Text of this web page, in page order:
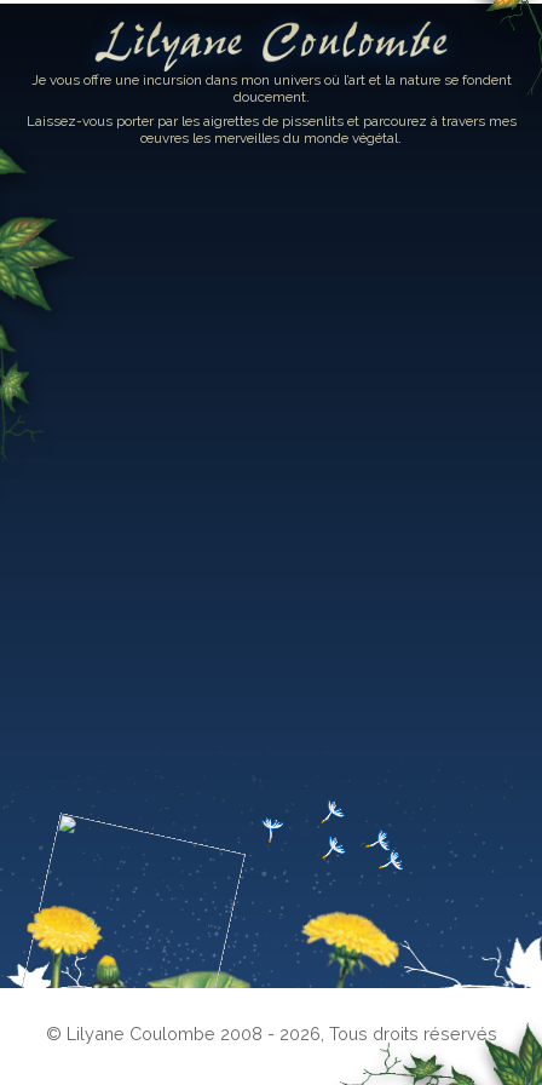
Lilyane Coulombe
Je vous offre une incursion dans mon univers où l’art et la nature se fondent
doucement.
Laissez-vous porter par les aigrettes de pissenlits et parcourez à travers mes
œuvres les merveilles du monde végétal.
© Lilyane Coulombe 2008 - 2026 Tous droits réservés